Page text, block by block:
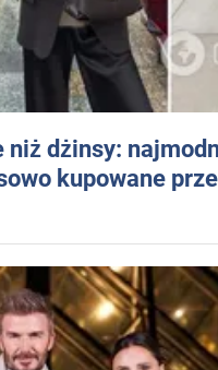
niż dżinsy:
kupowane